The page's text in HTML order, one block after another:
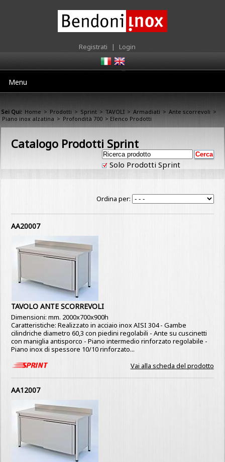
Registrati | Login
Menu
Sei Qui: Home > Prodotti > Sprint > TAVOLI > Armadiati > Ante scorrevoli >
Piano inox alzatina > Profondità 700 > Elenco Prodotti
Catalogo Prodotti Sprint
Solo Prodotti Sprint
Ordina per:
AA20007
TAVOLO ANTE SCORREVOLI
Dimensioni: mm. 2000x700x900h
Caratteristiche: Realizzato in acciaio inox AISI 304 - Gambe
cilindriche diametro 60,3 con piedini regolabili - Ante su cuscinetti
con maniglia antisporco - Piano intermedio rinforzato regolabile -
Piano inox di spessore 10/10 rinforzato...
Vai alla scheda del prodotto
AA12007